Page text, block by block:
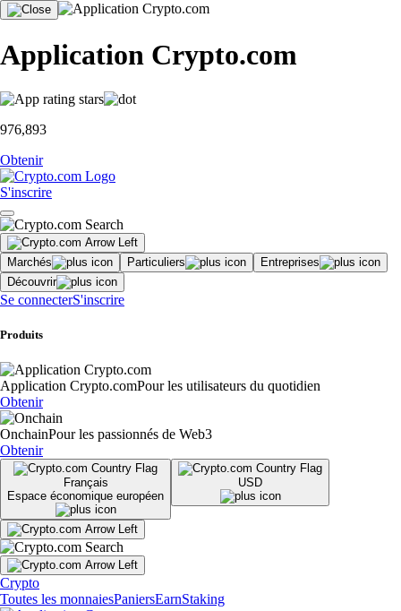
Application Crypto.com
976,893
Obtenir
S'inscrire
Marchés Particuliers
Entreprises
Découvrir
Se connecterS'inscrire
Produits
Application Crypto.comPour les utilisateurs du quotidien
Obtenir
OnchainPour les passionnés de Web3
Obtenir
Français
Espace économique européen
USD
Crypto
Toutes les monnaiesPaniersEarnStaking